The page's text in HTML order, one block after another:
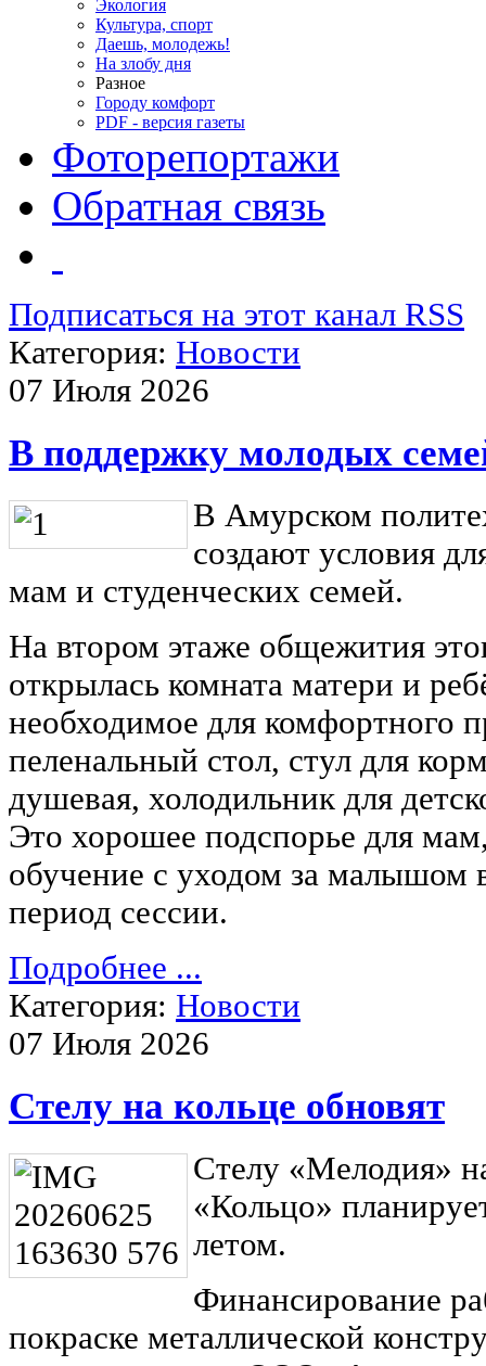
Экология
Культура, спорт
Даешь, молодежь!
На злобу дня
Разное
Городу комфорт
PDF - версия газеты
Фоторепортажи
Обратная связь
Подписаться на этот канал RSS
Категория: Новости
07 Июля 2026
В поддержку молодых
В Амурском
создают условия
мам и студенческих семей.
На втором этаже общежития
открылась комната матери и
необходимое для комфортного
пеленальный стол, стул для
душевая, холодильник для
Это хорошее подспорье для
обучение с уходом за малышом
период сессии.
Подробнее ...
Категория: Новости
07 Июля 2026
Стелу на кольце обновят
Стелу «Мелодия»
«Кольцо»
летом.
Финансирование
покраске металлической